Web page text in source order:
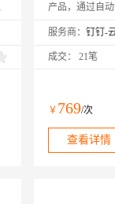
产品，通过自
客服等工作效
了。
服务商：
成交： 21笔
￥ 769/次
查看详情